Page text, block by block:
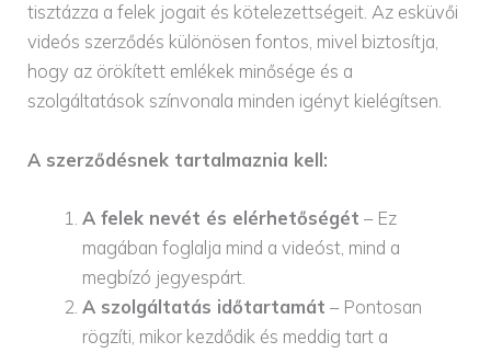
tisztázza a felek jogait és kötelezettségeit. Az esküvői
videós szerződés különösen fontos, mivel biztosítja,
hogy az örökített emlékek minősége és a
szolgáltatások színvonala minden igényt kielégítsen.
A szerződésnek tartalmaznia kell:
A felek nevét és elérhetőségét – Ez
magában foglalja mind a videóst, mind a
megbízó jegyespárt.
A szolgáltatás időtartamát – Pontosan
rögzíti, mikor kezdődik és meddig tart a